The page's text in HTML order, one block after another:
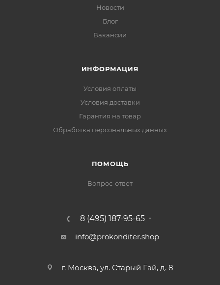
Новости
Блог
Вакансии
ИНФОРМАЦИЯ
Условия оплаты
Условия доставки
Гарантия на товар
Обработка персональных данных
ПОМОЩЬ
Вопрос-ответ
8 (495) 187-95-65
info@prokonditer.shop
г. Москва, ул. Старый Гай, д. 8